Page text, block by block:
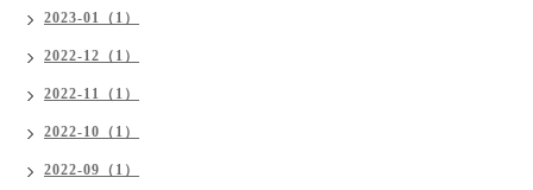
2023-01（1）
2022-12（1）
2022-11（1）
2022-10（1）
2022-09（1）